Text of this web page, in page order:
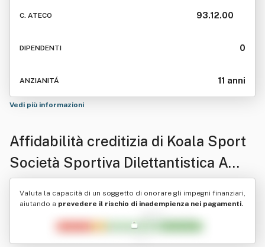
C. ATECO 93.12.00
DIPENDENTI 0
ANZIANITÁ 11 anni
Vedi più informazioni
Affidabilità creditizia di Koala Sport
Società Sportiva Dilettantistica A
Responsabilita' Limitata
Valuta la capacità di un soggetto di onorare gli impegni finanziari,
aiutando a prevedere il rischio di inadempienza nei pagamenti.